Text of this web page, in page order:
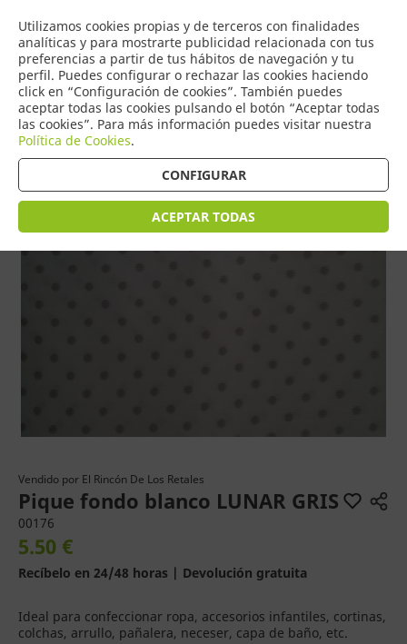
Utilizamos cookies propias y de terceros con finalidades
analíticas y para mostrarte publicidad relacionada con tus
preferencias a partir de tus hábitos de navegación y tu
perfil. Puedes configurar o rechazar las cookies haciendo
click en “Configuración de cookies”. También puedes
aceptar todas las cookies pulsando el botón “Aceptar todas
las cookies”. Para más información puedes visitar nuestra
Política de Cookies.
CONFIGURAR
ACEPTAR TODAS
0
COMERCIO
DE TORRIJOS
Tienda > INFANTIL > PIQUES
Vendido por El Rincón De Los Retales
Pique fondo blanco LUNAR GRIS
00176
5.50 €
Recíbelo en 24/48 horas | Devolución gratuita
Ideal para confeccionar ropa, accesorios infantiles, cortinas,
colchas, arrullo, pañalera, neceser, capa de baño, etc.